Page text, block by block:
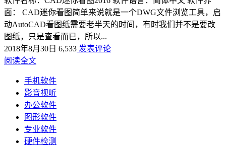
面： CAD迷你看图简单来说就是一个DWG文件浏览工具，启
动AutoCAD看图纸需要老半天的时间，有时我们并不是要改
图纸，只是查看而已，所以...
2018年8月30日 6,533 发表评论
阅读全文
手机软件
影音视听
办公软件
图形软件
专业软件
硬件检测